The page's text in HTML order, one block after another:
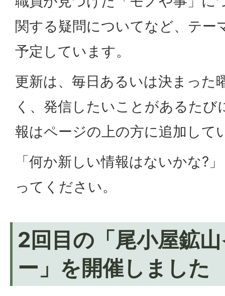
関する疑問についてなど、テー
予定しています。
更新は、毎日あるいは決まった
く、発信したいことがあるたび
報はページの上の方に追加して
「何か新しい情報はないかな?
ってください。
2回目の「尾小屋鉱
ー」を開催しました